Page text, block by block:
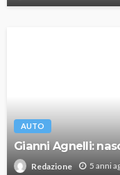
AUTO
Gianni Agnelli:
Redazione 5 anni